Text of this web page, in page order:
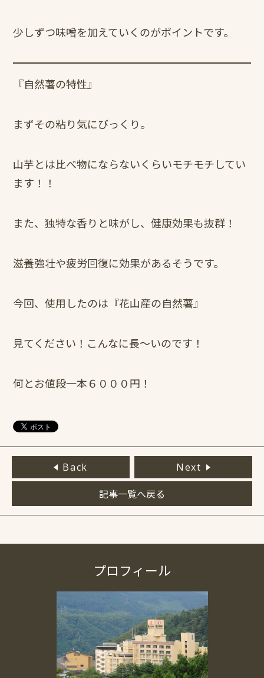
少しずつ味噌を加えていくのがポイントです。
『自然薯の特性』
まずその粘り気にびっくり。
山芋とは比べ物にならないくらいモチモチしてい
ます！！
また、独特な香りと味がし、健康効果も抜群！
滋養強壮や疲労回復に効果があるそうです。
今回、使用したのは『花山産の自然薯』
見てください！こんなに長～いのです！
何とお値段一本６０００円！
Back Next
記事一覧へ戻る
プロフィール